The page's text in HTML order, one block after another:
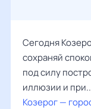
Сегодня
сохраняй
под силу
иллюзии и
Козерог —